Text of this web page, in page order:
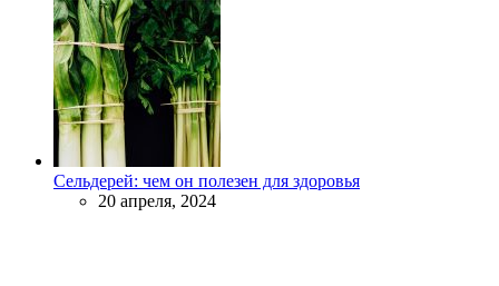
Сельдерей: чем он полезен для здоровья
20 апреля, 2024